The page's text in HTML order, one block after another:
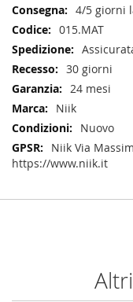
Informazioni4/5 giorni
015.MAT
30 giorni
24 mesi
Niik
Nuovo
Niik Via
https://www.niik.it